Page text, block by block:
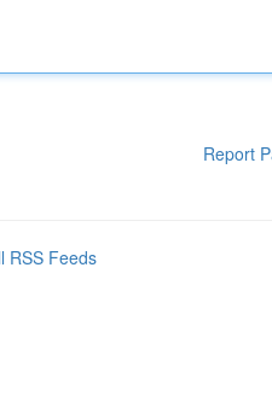
Report
RSS Feeds